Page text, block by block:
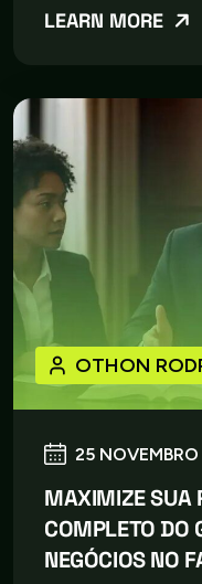
LEARN MORE
25
OTHON
MAXIMIZE SUA
COMPLETO DO
NEGÓCIOS NO